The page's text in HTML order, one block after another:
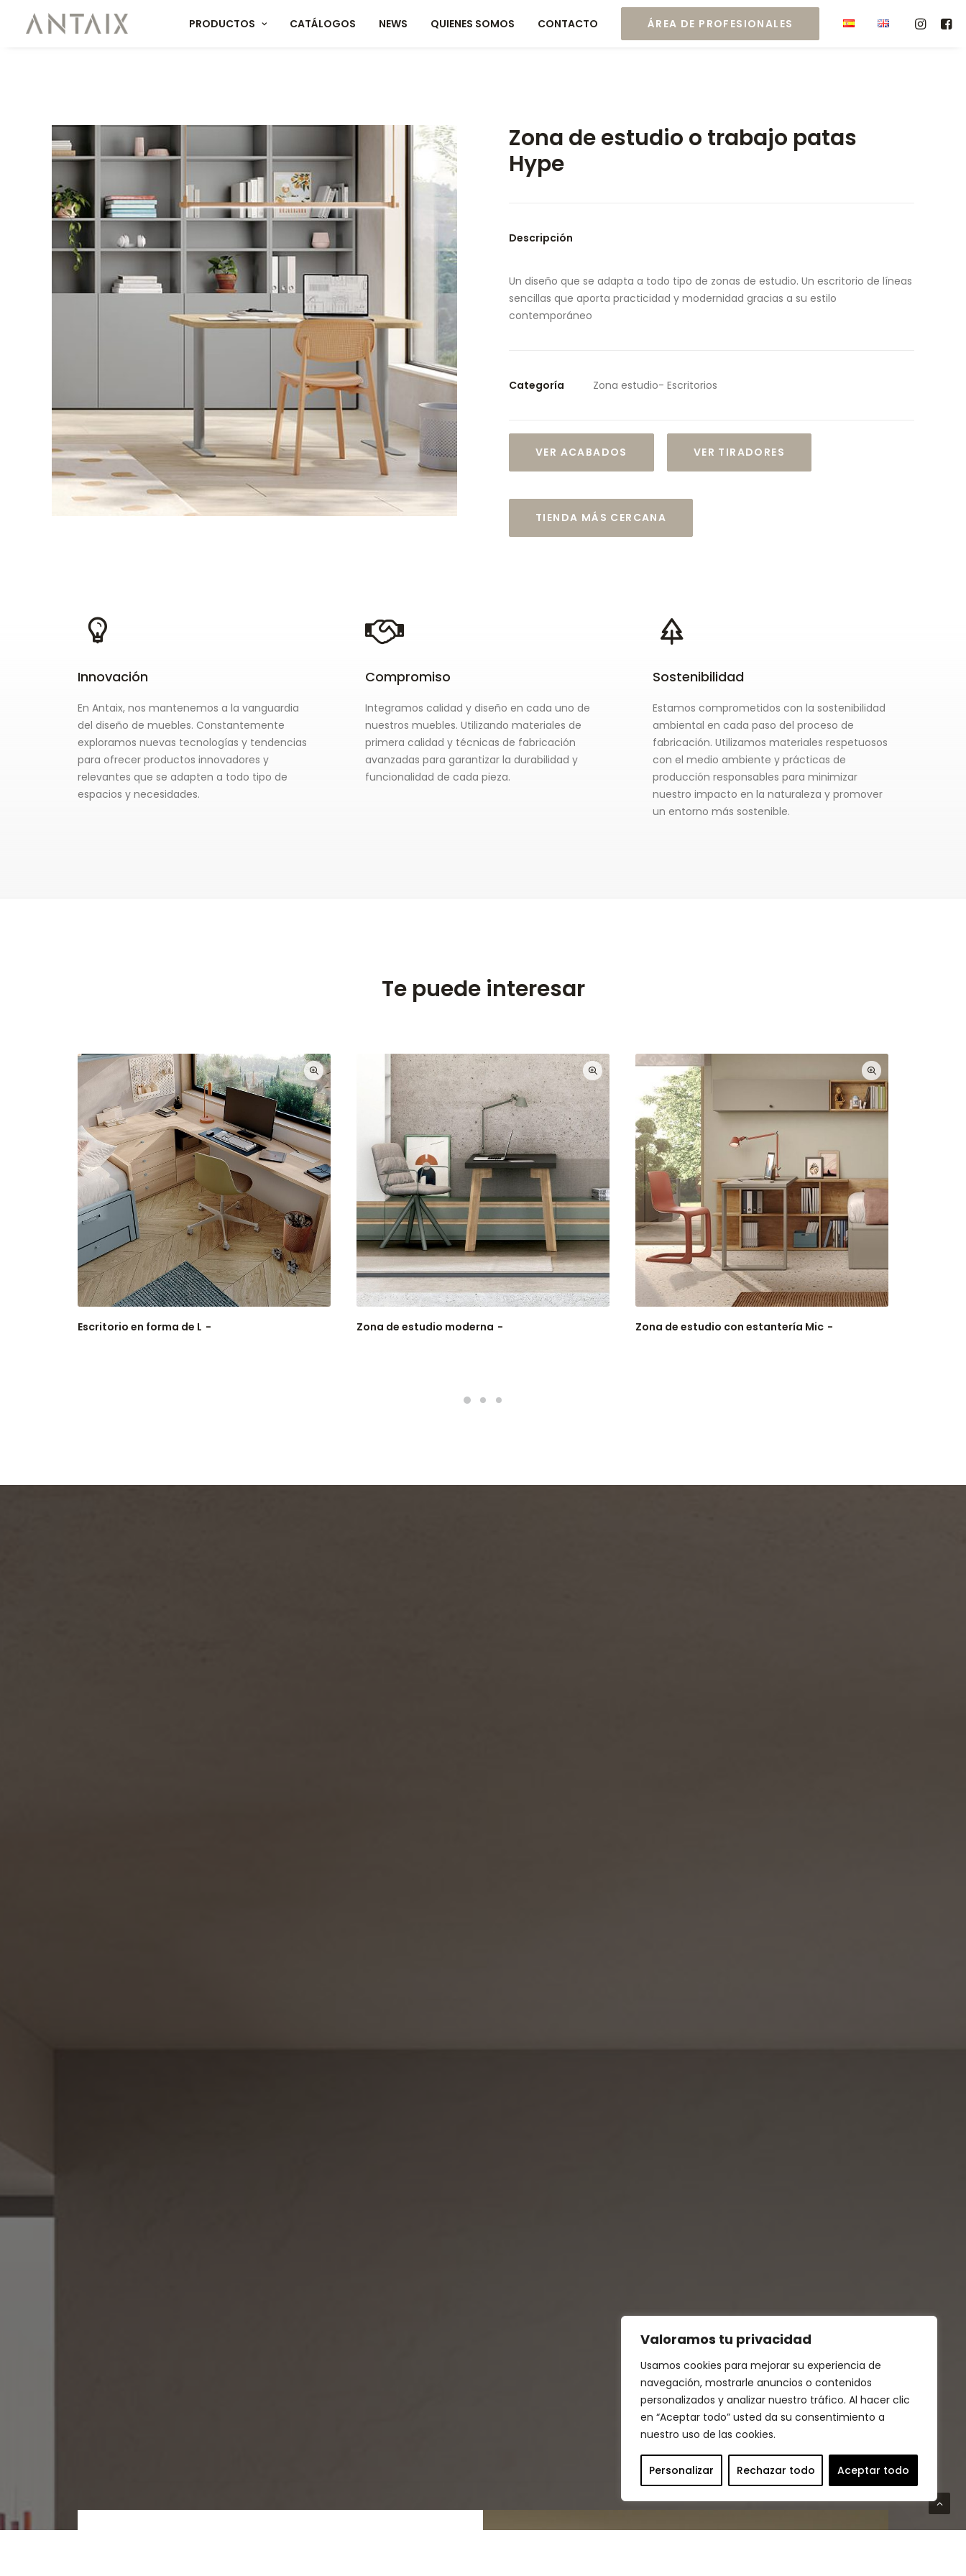
Valoramos tu privacidad
Usamos cookies para mejorar su experiencia de
navegación, mostrarle anuncios o contenidos
personalizados y analizar nuestro tráfico. Al hacer clic
en “Aceptar todo” usted da su consentimiento a
nuestro uso de las cookies.
Personalizar Rechazar todo Aceptar todo
PRODUCTOS CATÁLOGOS NEWS QUIENES SOMOS CONTACTO ÁREA DE PROFESIONALES
Zona de estudio o trabajo patas
Hype
Descripción
Un diseño que se adapta a todo tipo de zonas de estudio. Un escritorio de líneas
sencillas que aporta practicidad y modernidad gracias a su estilo
contemporáneo
Categoría Zona estudio- Escritorios
VER ACABADOS VER TIRADORES
TIENDA MÁS CERCANA
Innovación
En Antaix, nos mantenemos a la vanguardia
del diseño de muebles. Constantemente
exploramos nuevas tecnologías y tendencias
para ofrecer productos innovadores y
relevantes que se adapten a todo tipo de
espacios y necesidades.
Compromiso
Integramos calidad y diseño en cada uno de
nuestros muebles. Utilizando materiales de
primera calidad y técnicas de fabricación
avanzadas para garantizar la durabilidad y
funcionalidad de cada pieza.
Sostenibilidad
Estamos comprometidos con la sostenibilidad
ambiental en cada paso del proceso de
fabricación. Utilizamos materiales respetuosos
con el medio ambiente y prácticas de
producción responsables para minimizar
nuestro impacto en la naturaleza y promover
un entorno más sostenible.
Te puede interesar
Escritorio en forma de L Zona de estudio moderna Zona de estudio con estantería Mic